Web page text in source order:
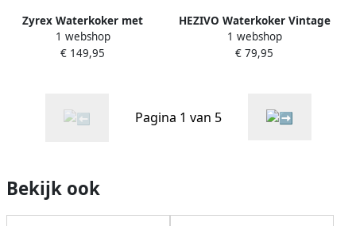
Zyrex Waterkoker met
Temperatuurregeling
Waterkoker Bruin ‎16cm x
1 webshop
€ 149,95
HEZIVO Waterkoker Vintage
Elektrische Waterkoker
Retro 1 L Snel Koken
1 webshop
€ 79,95
Pagina 1 van 5
Bekijk ook